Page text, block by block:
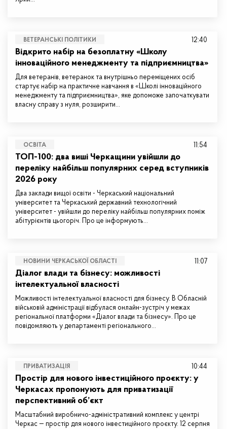
ВЕТЕРАНСЬКІ ПОЛІТИКИ
Відкрито набір на безоплатну «Школу
інноваційного менеджменту та підприємництва»
Для ветеранів, ветеранок та внутрішньо переміщених осіб
стартує набір на практичне навчання в «Школі інноваційного
менеджменту та підприємництва», яке допоможе започаткувати
власну справу з нуля, розширити…
12:40
ОСВІТА
ТОП-100: два виші Черкащини увійшли до
переліку найбільш популярних серед вступників
2026 року
Два заклади вищої освіти - Черкаський національний
університет та Черкаський державний технологічний
університет - увійшли до переліку найбільш популярних поміж
абітурієнтів цьогоріч. Про це інформують…
11:54
НОВИНИ ЧЕРКАСЬКОЇ ОБЛАСТІ
Діалог влади та бізнесу: можливості
інтелектуальної власності
Можливості інтелектуальної власності для бізнесу. В Обласній
військовій адміністрації відбулася онлайн-зустріч у межах
регіональної платформи «Діалог влади та бізнесу». Про це
повідомляють у департаменті регіонального…
11:07
ПРИВАТИЗАЦІЯ
Простір для нового інвестиційного проєкту: у
Черкасах пропонують для приватизації
перспективний об’єкт
Масштабний виробничо-адміністративний комплекс у центрі
Черкас — простір для нового інвестиційного проєкту. 12 серпня
10:44